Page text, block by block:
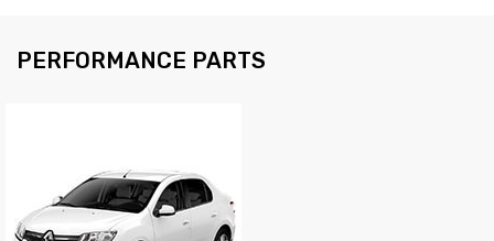
PERFORMANCE PARTS